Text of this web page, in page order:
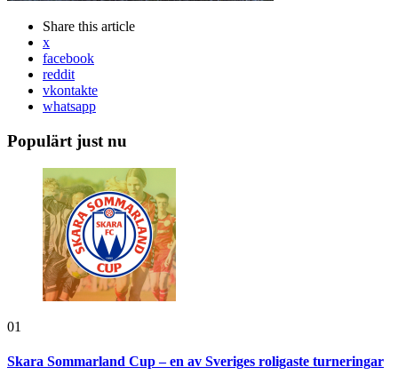
Share this article
x
facebook
reddit
vkontakte
whatsapp
Populärt just nu
01
Skara Sommarland Cup – en av Sveriges roligaste turneringar